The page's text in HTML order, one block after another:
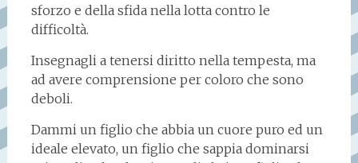
sforzo e della sfida nella lotta contro le
difficoltà.
Insegnagli a tenersi diritto nella tempesta, ma
ad avere comprensione per coloro che sono
deboli.
Dammi un figlio che abbia un cuore puro ed un
ideale elevato, un figlio che sappia dominarsi